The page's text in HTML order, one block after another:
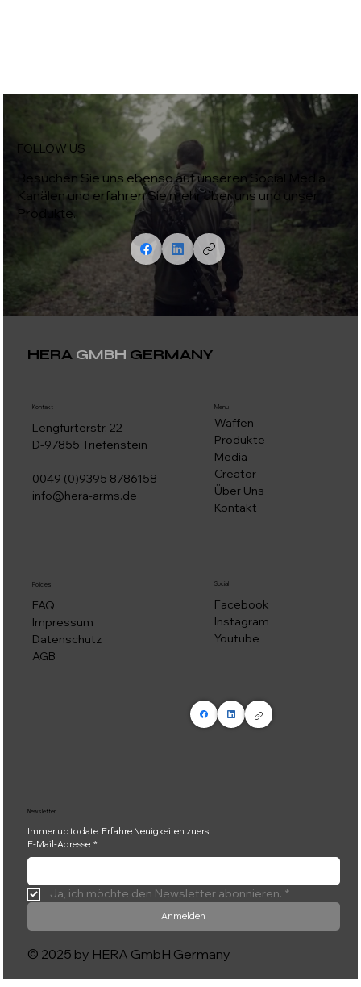
FOLLOW US
Besuchen Sie uns ebenso auf unseren Social Media
Kanälen und erfahren Sie mehr über uns und unser
Produkte.
HERA GMBH GERMANY
Menu
Waffen
Produkte
Media
Creator
Über Uns
Kontakt
Policies
FAQ
Impressum
Datenschutz
AGB
Kontakt
Lengfurterstr. 22
D-97855 Triefenstein
0049 (0)9395 8786158
info@hera-arms.de
Social
Facebook
Instagram
Youtube
Newsletter
Immer up to date: Erfahre Neuigkeiten zuerst.
E-Mail-Adresse *
Ja, ich möchte den Newsletter abonnieren. *
Anmelden
© 2025 by HERA GmbH Germany